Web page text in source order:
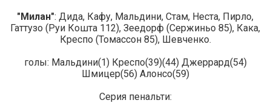
"Милан": Дида, Кафу, Мальдини, Стам, Неста, Пирло,
Гаттузо (Руи Кошта 112), Зеедорф (Сержиньо 85), Кака,
Креспо (Томассон 85), Шевченко.
голы: Мальдини(1) Креспо(39)(44) Джеррард(54)
Шмицер(56) Алонсо(59)
Серия пенальти: